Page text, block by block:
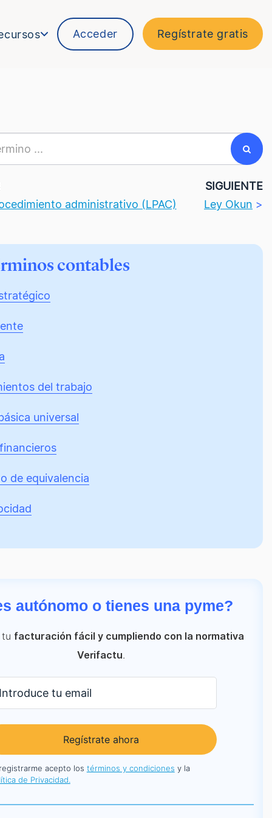
Regístrate gratis
Acceder
administrativo (LPAC)
SIGUIENTE
Ley Okun >
contables
del trabajo
universal
de equivalencia
autónomo o tienes una pyme?
facturación fácil y cumpliendo con la normativa
Verifactu.
Regístrate ahora
acepto los términos y condiciones y la
de Privacidad.